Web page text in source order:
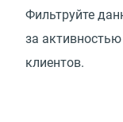
Фильтруйте
за
клиентов.